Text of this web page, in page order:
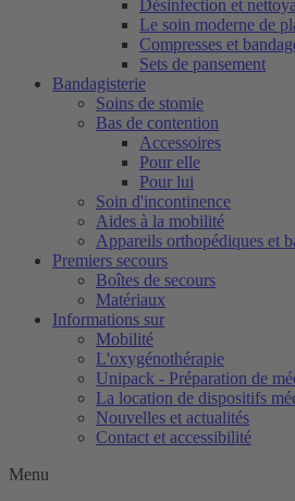
Désinfection et
Le soin moderne de
Compresses et
Sets de pansement
Bandagisterie
Soins de stomie
Bas de contention
Accessoires
Pour elle
Pour lui
Soin d'incontinence
Aides à la mobilité
Appareils orthopédiques et
Premiers secours
Boîtes de secours
Matériaux
Informations sur
Mobilité
L'oxygénothérapie
Unipack - Préparation de
La location de dispositifs
Nouvelles et actualités
Contact et accessibilité
Menu